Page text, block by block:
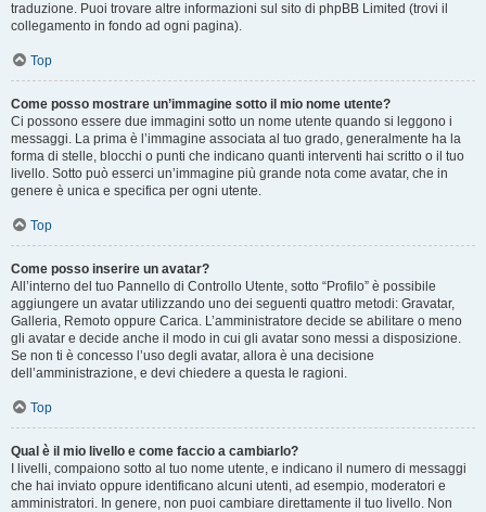
traduzione. Puoi trovare altre informazioni sul sito di phpBB Limited (trovi il
collegamento in fondo ad ogni pagina).
Top
Come posso mostrare un’immagine sotto il mio nome utente?
Ci possono essere due immagini sotto un nome utente quando si leggono i
messaggi. La prima è l’immagine associata al tuo grado, generalmente ha la
forma di stelle, blocchi o punti che indicano quanti interventi hai scritto o il tuo
livello. Sotto può esserci un’immagine più grande nota come avatar, che in
genere è unica e specifica per ogni utente.
Top
Come posso inserire un avatar?
All’interno del tuo Pannello di Controllo Utente, sotto “Profilo” è possibile
aggiungere un avatar utilizzando uno dei seguenti quattro metodi: Gravatar,
Galleria, Remoto oppure Carica. L’amministratore decide se abilitare o meno
gli avatar e decide anche il modo in cui gli avatar sono messi a disposizione.
Se non ti è concesso l’uso degli avatar, allora è una decisione
dell’amministrazione, e devi chiedere a questa le ragioni.
Top
Qual è il mio livello e come faccio a cambiarlo?
I livelli, compaiono sotto al tuo nome utente, e indicano il numero di messaggi
che hai inviato oppure identificano alcuni utenti, ad esempio, moderatori e
amministratori. In genere, non puoi cambiare direttamente il tuo livello. Non